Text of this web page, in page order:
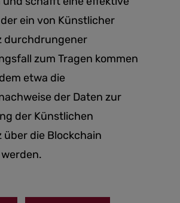
ein von Künstlicher
durchdrungener
zum Tragen kommen
etwa die
der Daten zur
der Künstlichen
über die Blockchain